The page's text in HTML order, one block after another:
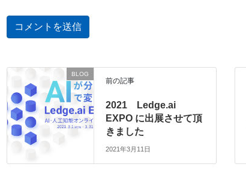
BLOG
前の記事
2021 Ledge.ai
EXPO に出展させて頂
きました
2021年3月11日